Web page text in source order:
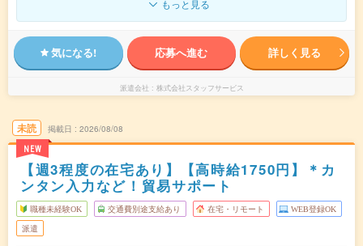
もっと見る
気になる! 応募へ進む 詳しく見る
派遣会社 株式会社スタッフサービス
未読
NEW
掲載日 2026/08/08
【週3程度の在宅あり】【高時給1750円】＊カ
ンタン入力など！貿易サポート
職種未経験OK 交通費別途支給あり 在宅・リモート WEB登録OK
派遣